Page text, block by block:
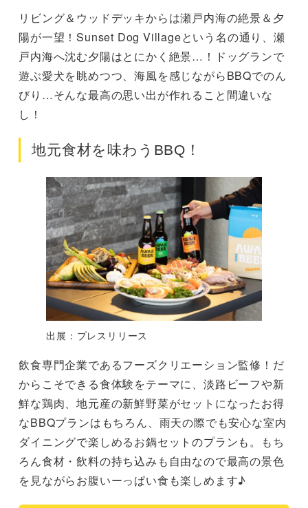
リビング＆ウッドデッキからは瀬戸内海の絶景＆夕
陽が一望！Sunset Dog Villageという名の通り、瀬
戸内海へ沈む夕陽はとにかく絶景…！ドッグランで
遊ぶ愛犬を眺めつつ、海風を感じながらBBQでのん
びり…そんな最高の思い出が作れること間違いな
し！
地元食材を味わうBBQ！
出展：プレスリリース
飲食専門企業であるフーズクリエーション監修！だ
からこそできる食体験をテーマに、淡路ビーフや新
鮮な鶏肉、地元産の新鮮野菜がセットになったお得
なBBQプランはもちろん、雨天の際でも安心な室内
ダイニングで楽しめるお鍋セットのプランも。もち
ろん食材・飲料の持ち込みも自由なので最高の景色
を見ながらお腹いーっぱい食も楽しめます♪